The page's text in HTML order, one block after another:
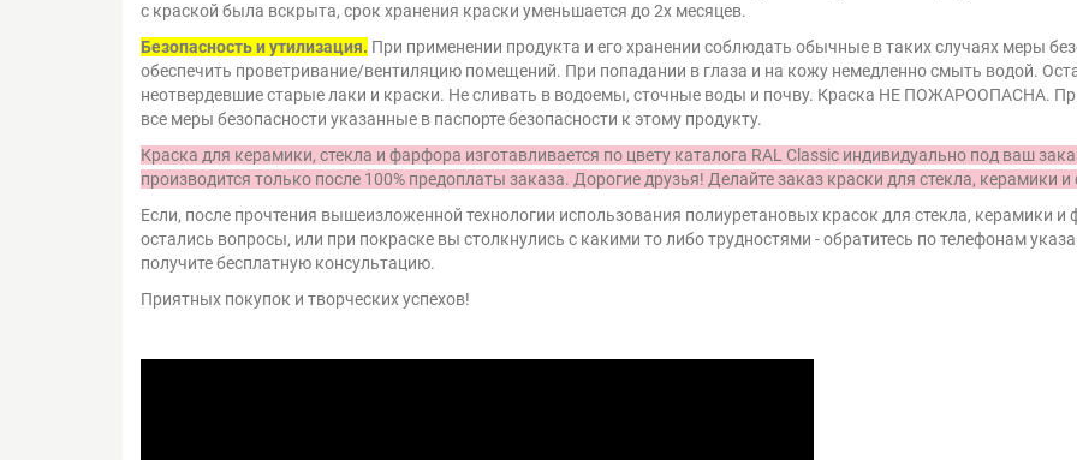
с краской была вскрыта, срок хранения краски уменьшается до 2х месяцев.
Безопасность и утилизация. При применении продукта и его хранении соблюдать обычные в таких случаях меры
обеспечить проветривание/вентиляцию помещений. При попадании в глаза и на кожу немедленно смыть водой.
неотвердевшие старые лаки и краски. Не сливать в водоемы, сточные воды и почву. Краска НЕ ПОЖАРООПАСНА.
все меры безопасности указанные в паспорте безопасности к этому продукту.
Краска для керамики, стекла и фарфора изготавливается по цвету каталога RAL Classic индивидуально под ваш
производится только после 100% предоплаты заказа. Дорогие друзья! Делайте заказ краски для стекла,
Если, после прочтения вышеизложенной технологии использования полиуретановых красок для стекла, керамики
остались вопросы, или при покраске вы столкнулись с какими то либо трудностями - обратитесь по телефонам
получите бесплатную консультацию.
Приятных покупок и творческих успехов!